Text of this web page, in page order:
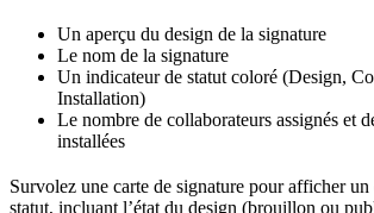
Un aperçu du design de la signature
Le nom de la signature
Un indicateur de statut coloré (Design,
Installation)
Le nombre de collaborateurs assignés et
installées
Survolez une carte de signature pour afficher
statut, incluant l’état du design (brouillon ou